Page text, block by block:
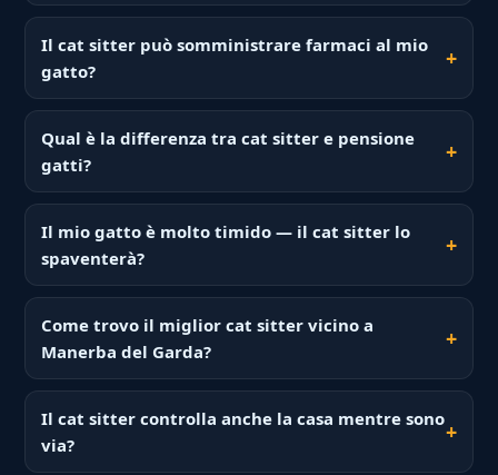
Il cat sitter può somministrare farmaci al mio
gatto?
Qual è la differenza tra cat sitter e pensione
gatti?
Il mio gatto è molto timido — il cat sitter lo
spaventerà?
Come trovo il miglior cat sitter vicino a
Manerba del Garda?
Il cat sitter controlla anche la casa mentre sono
via?